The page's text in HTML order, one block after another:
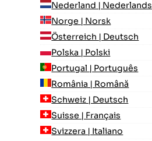
Nederland | Nederlands
Norge | Norsk
Österreich | Deutsch
Polska | Polski
Portugal | Português
România | Română
Schweiz | Deutsch
Suisse | Français
Svizzera | Italiano